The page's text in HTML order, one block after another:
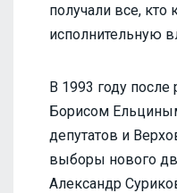
получали все, кто
исполнительную
В 1993 году после
Борисом
депутатов и
выборы нового
Александр